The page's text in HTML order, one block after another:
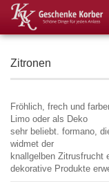
Zitronen
Fröhlich, frech und
Limo oder als Deko
sehr beliebt. formano,
widmet der
knallgelben Zitrusfrucht
dekorative Produkte